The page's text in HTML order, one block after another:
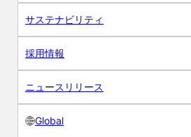
サステナビリティ
採用情報
ニュースリリース
Global